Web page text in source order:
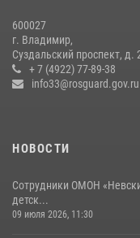
смену в детском лагере
27 июля 2026, 16:43 2
Центральный округ
600027
г. Владимир,
Суздальский проспект, д.
+ 7 (4922) 77-89-38
info33@rosguard.gov.ru
НОВОСТИ
Сотрудники ОМОН
детск...
09 июля 2026, 11:30